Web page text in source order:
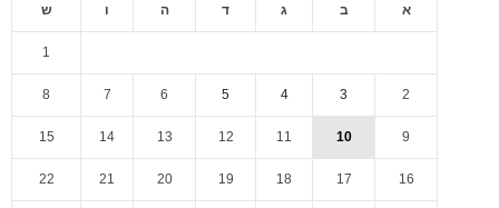
א ב ג ד ה ו ש
1
2
3
4
5
6
7
8
9
10
11
12
13
14
15
16
17
18
19
20
21
22